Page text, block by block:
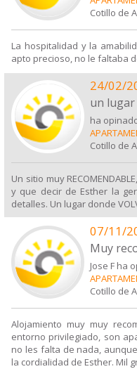
Cotillo de
La hospitalidad y la
apto precioso, no le faltaba
24/02/
un
ha
Cotillo de
Un sitio muy
y que decir de Esther la
detalles. Un lugar donde
07/11/
Muy
Jose F ha
Cotillo de
Alojamiento muy muy
entorno privilegiado, son
no les falta de nada,
la cordialidad de Esther. Mil